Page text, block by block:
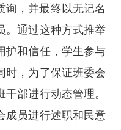
询，并最终以无记名
。通过这种方式推举
护和信任，学生参与
时，为了保证班委会
部进行动态管理。
成员进行述职和民意